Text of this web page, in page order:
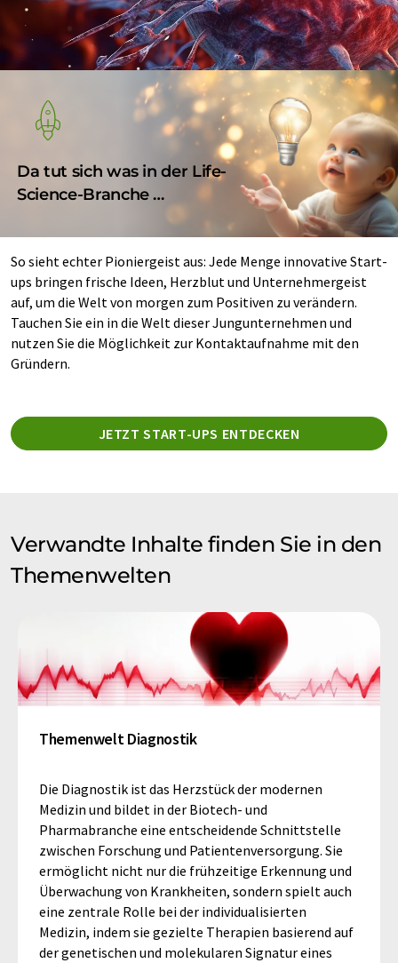
Da tut sich was in der Life-
Science-Branche …
So sieht echter Pioniergeist aus: Jede Menge innovative Start-
ups bringen frische Ideen, Herzblut und Unternehmergeist
auf, um die Welt von morgen zum Positiven zu verändern.
Tauchen Sie ein in die Welt dieser Jungunternehmen und
nutzen Sie die Möglichkeit zur Kontaktaufnahme mit den
Gründern.
JETZT START-UPS ENTDECKEN
Verwandte Inhalte finden Sie in den
Themenwelten
Themenwelt Diagnostik
Die Diagnostik ist das Herzstück der modernen
Medizin und bildet in der Biotech- und
Pharmabranche eine entscheidende Schnittstelle
zwischen Forschung und Patientenversorgung. Sie
ermöglicht nicht nur die frühzeitige Erkennung und
Überwachung von Krankheiten, sondern spielt auch
eine zentrale Rolle bei der individualisierten
Medizin, indem sie gezielte Therapien basierend auf
der genetischen und molekularen Signatur eines